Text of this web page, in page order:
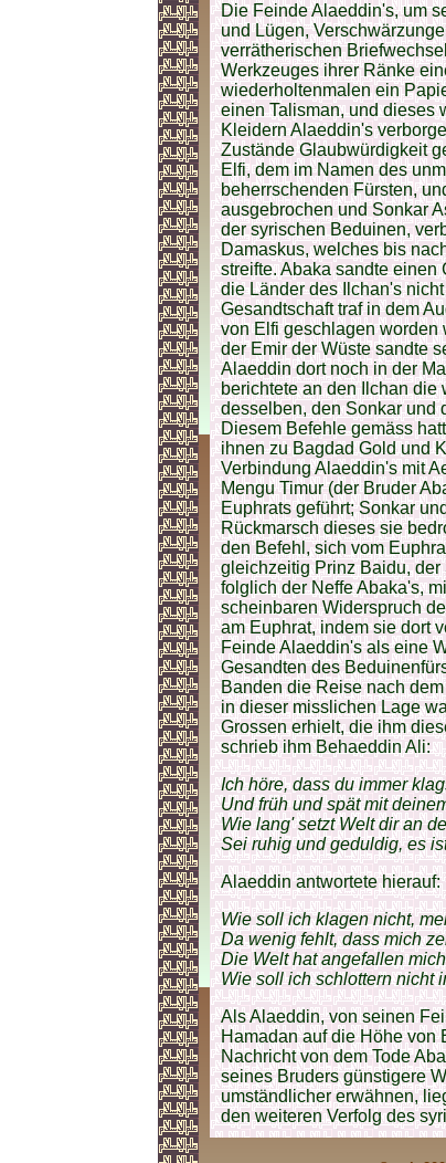
Die Feinde Alaeddin's, um
und Lügen,
verrätherischen
Werkzeuges ihrer Ränke
wiederholtenmalen ein
einen Talisman, und dieses
Kleidern Alaeddin's
Zustände Glaubwürdigkeit
Elfi, dem im Namen des
beherrschenden Fürsten,
ausgebrochen und Sonkar
der syrischen Beduinen,
Damaskus, welches bis
streifte. Abaka sandte
die Länder des Ilchan's
Gesandtschaft traf in dem
von Elfi geschlagen worden
der Emir der Wüste sandte
Alaeddin dort noch in der
berichtete an den Ilchan die
desselben, den Sonkar und
Diesem Befehle gemäss
ihnen zu Bagdad Gold und
Verbindung Alaeddin's mit
Mengu Timur (der Bruder
Euphrats geführt; Sonkar
Rückmarsch dieses sie
den Befehl, sich vom
gleichzeitig Prinz Baidu,
folglich der Neffe Abaka's,
scheinbaren Widerspruch
am Euphrat, indem sie dort
Feinde Alaeddin's als eine
Gesandten des
Banden die Reise nach
in dieser misslichen Lage
Grossen erhielt, die ihm
schrieb ihm Behaeddin Ali:
Ich höre, dass du immer
Und früh und spät mit
Wie lang' setzt Welt dir an
Sei ruhig und geduldig, es
Alaeddin antwortete hierauf:
Wie soll ich klagen nicht,
Da wenig fehlt, dass mich
Die Welt hat angefallen
Wie soll ich schlottern nicht
Als Alaeddin, von seinen
Hamadan auf die Höhe von
Nachricht von dem Tode
seines Bruders günstigere
umständlicher erwähnen,
den weiteren Verfolg des